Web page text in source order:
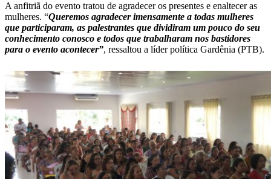
A anfitriã do evento tratou de agradecer os presentes e enaltecer as
mulheres. “Queremos agradecer imensamente a todas mulheres
que participaram, as palestrantes que dividiram um pouco do seu
conhecimento conosco e todos que trabalharam nos bastidores
para o evento acontecer”, ressaltou a líder política Gardênia (PTB).